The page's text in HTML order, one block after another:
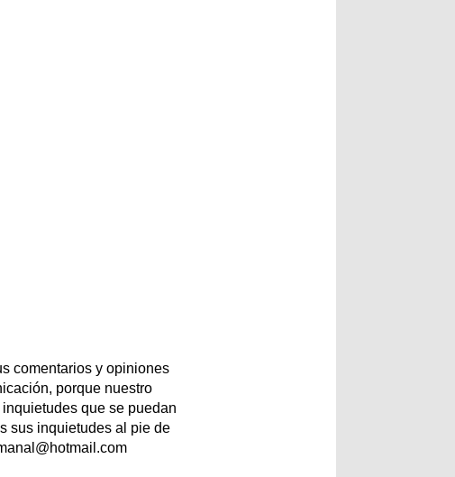
comentarios y opiniones
porque nuestro
que se puedan
sus inquietudes al pie de